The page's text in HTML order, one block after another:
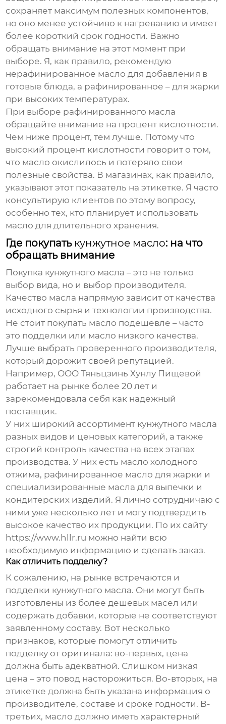
сохраняет максимум полезных компонентов,
но оно менее устойчиво к нагреванию и имеет
более короткий срок годности. Важно
обращать внимание на этот момент при
выборе. Я, как правило, рекомендую
нерафинированное масло для добавления в
готовые блюда, а рафинированное – для жарки
при высоких температурах.
При выборе рафинированного масла
обращайте внимание на процент кислотности.
Чем ниже процент, тем лучше. Потому что
высокий процент кислотности говорит о том,
что масло окислилось и потеряло свои
полезные свойства. В магазинах, как правило,
указывают этот показатель на этикетке. Я часто
консультирую клиентов по этому вопросу,
особенно тех, кто планирует использовать
масло для длительного хранения.
Где покупать кунжутное масло: на что
обращать внимание
Покупка кунжутного масла – это не только
выбор вида, но и выбор производителя.
Качество масла напрямую зависит от качества
исходного сырья и технологии производства.
Не стоит покупать масло подешевле – часто
это подделки или масло низкого качества.
Лучше выбрать проверенного производителя,
который дорожит своей репутацией.
Например, ООО Тяньцзинь Хунлу Пищевой
работает на рынке более 20 лет и
зарекомендовала себя как надежный
поставщик.
У них широкий ассортимент кунжутного масла
разных видов и ценовых категорий, а также
строгий контроль качества на всех этапах
производства. У них есть масло холодного
отжима, рафинированное масло для жарки и
специализированные масла для выпечки и
кондитерских изделий. Я лично сотрудничаю с
ними уже несколько лет и могу подтвердить
высокое качество их продукции. По их сайту
https://www.hllr.ru можно найти всю
необходимую информацию и сделать заказ.
Как отличить подделку?
К сожалению, на рынке встречаются и
подделки кунжутного масла. Они могут быть
изготовлены из более дешевых масел или
содержать добавки, которые не соответствуют
заявленному составу. Вот несколько
признаков, которые помогут отличить
подделку от оригинала: во-первых, цена
должна быть адекватной. Слишком низкая
цена – это повод насторожиться. Во-вторых, на
этикетке должна быть указана информация о
производителе, составе и сроке годности. В-
третьих, масло должно иметь характерный